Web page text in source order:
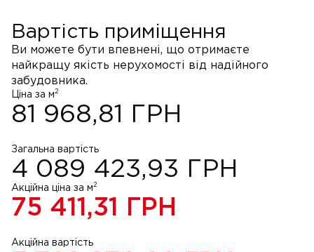
Вартість приміщення
Ви можете бути впевнені, що отримаєте
найкращу якість нерухомості від надійного
забудовника.
Ціна за м 2
81 968,81 ГРН
Загальна вартість
4 089 423,93 ГРН
Акційна ціна за м 2
75 411,31 ГРН
Акційна вартість